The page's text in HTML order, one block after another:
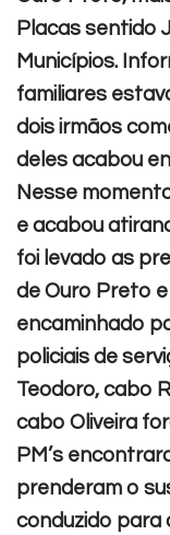
Placas sentido
Municípios.
familiares
dois irmãos
deles acabou
Nesse
e acabou
foi levado as
de Ouro Preto
encaminhado
policiais de
Teodoro, cabo
cabo Oliveira
PM’s
prenderam o
conduzido para